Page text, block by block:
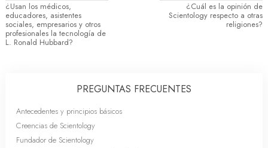
¿Usan los médicos,
educadores, asistentes
sociales, empresarios y otros
profesionales la tecnología de
L. Ronald Hubbard?
¿Cuál es la opinión de
Scientology respecto a otras
religiones?
PREGUNTAS FRECUENTES
Antecedentes y principios básicos
Creencias de Scientology
Fundador de Scientology